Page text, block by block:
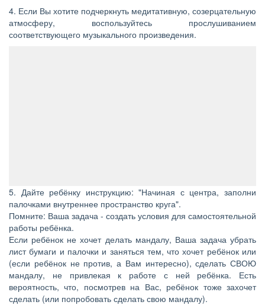
4. Если Вы хотите подчеркнуть медитативную, созерцательную
атмосферу, воспользуйтесь прослушиванием
соответствующего музыкального произведения.
5. Дайте ребёнку инструкцию: "Начиная с центра, заполни
палочками внутреннее пространство круга".
Помните: Ваша задача - создать условия для самостоятельной
работы ребёнка.
Если ребёнок не хочет делать мандалу, Ваша задача убрать
лист бумаги и палочки и заняться тем, что хочет ребёнок или
(если ребёнок не против, а Вам интересно), сделать СВОЮ
мандалу, не привлекая к работе с ней ребёнка. Есть
вероятность, что, посмотрев на Вас, ребёнок тоже захочет
сделать (или попробовать сделать свою мандалу).